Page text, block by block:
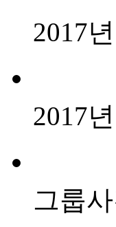
2017
2017
그룹